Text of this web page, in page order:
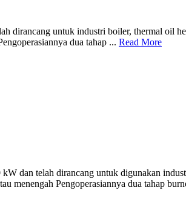
untuk industri boiler, thermal oil
dua tahap ... Read More
dan telah dirancang untuk digunakan
menengah Pengoperasiannya dua tahap